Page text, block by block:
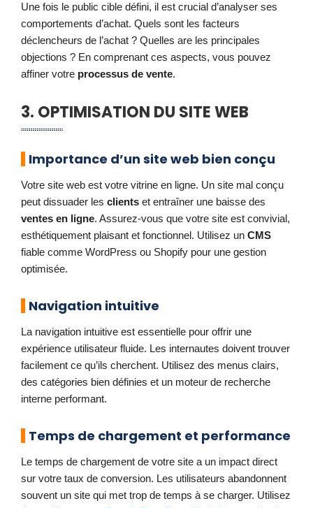
Une fois le public cible défini, il est crucial d’analyser ses
comportements d’achat. Quels sont les facteurs
déclencheurs de l’achat ? Quelles are les principales
objections ? En comprenant ces aspects, vous pouvez
affiner votre processus de vente.
3. OPTIMISATION DU SITE WEB
Importance d’un site web bien conçu
Votre site web est votre vitrine en ligne. Un site mal conçu
peut dissuader les clients et entraîner une baisse des
ventes en ligne. Assurez-vous que votre site est convivial,
esthétiquement plaisant et fonctionnel. Utilisez un CMS
fiable comme WordPress ou Shopify pour une gestion
optimisée.
Navigation intuitive
La navigation intuitive est essentielle pour offrir une
expérience utilisateur fluide. Les internautes doivent trouver
facilement ce qu’ils cherchent. Utilisez des menus clairs,
des catégories bien définies et un moteur de recherche
interne performant.
Temps de chargement et performance
Le temps de chargement de votre site a un impact direct
sur votre taux de conversion. Les utilisateurs abandonnent
souvent un site qui met trop de temps à se charger. Utilisez